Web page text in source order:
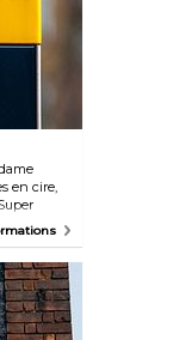
pas les
ont lieu
en cire,
Les
en
vous